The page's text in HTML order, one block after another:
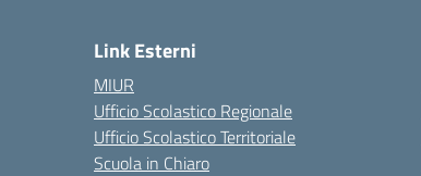
Link Esterni
MIUR
Ufficio Scolastico Regionale
Ufficio Scolastico Territoriale
Scuola in Chiaro